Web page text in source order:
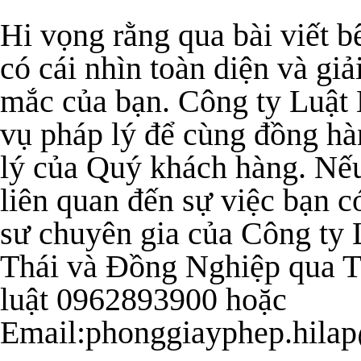
Hi vọng rằng qua bài viết
có cái nhìn toàn diện và
mắc của bạn. Công ty
vụ pháp lý để cùng đồng
lý của Quý khách hàng.
liên quan đến sự việc bạn
sư chuyên gia của Công
Thái và Đồng Nghiệp qua
luật 0962893900 hoặc
Email: